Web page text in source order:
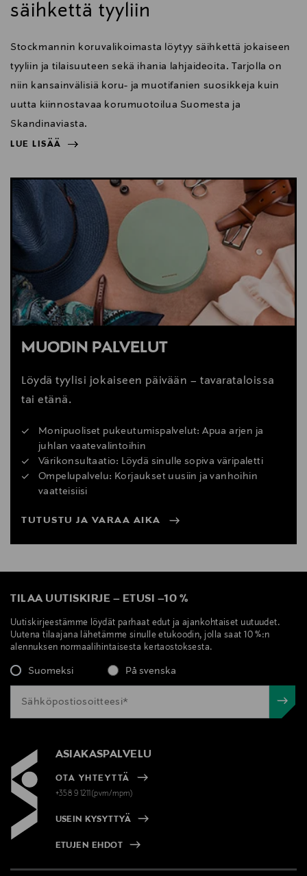
säihkettä tyyliin
Stockmannin koruvalikoimasta löytyy säihkettä jokaiseen
tyyliin ja tilaisuuteen sekä ihania lahjaideoita. Tarjolla on
niin kansainvälisiä koru- ja muotifanien suosikkeja kuin
uutta kiinnostavaa korumuotoilua Suomesta ja
Skandinaviasta.
LUE LISÄÄ
LUE LISÄÄ
MUODIN PALVELUT
Löydä tyylisi jokaiseen päivään – tavarataloissa
tai etänä.
Monipuoliset pukeutumispalvelut: Apua arjen ja
juhlan vaatevalintoihin
Värikonsultaatio: Löydä sinulle sopiva väripaletti
Ompelupalvelu: Korjaukset uusiin ja vanhoihin
vaatteisiisi
TUTUSTU JA VARAA AIKA
TILAA UUTISKIRJE – ETUSI –10 %
Uutiskirjeestämme löydät parhaat edut ja ajankohtaiset uutuudet.
Uutena tilaajana lähetämme sinulle etukoodin, jolla saat 10 %:n
alennuksen normaalihintaisesta kertaostoksesta.
Suomeksi På svenska
ASIAKASPALVELU
OTA YHTEYTTÄ
+358 9 1211(pvm/mpm)
USEIN KYSYTTYÄ
ETUJEN EHDOT